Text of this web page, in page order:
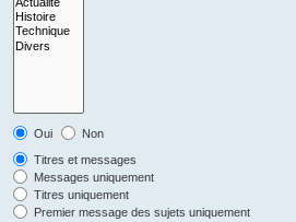
Oui
Non
Titres et messages
Messages uniquement
Titres uniquement
Premier message des sujets uniquement